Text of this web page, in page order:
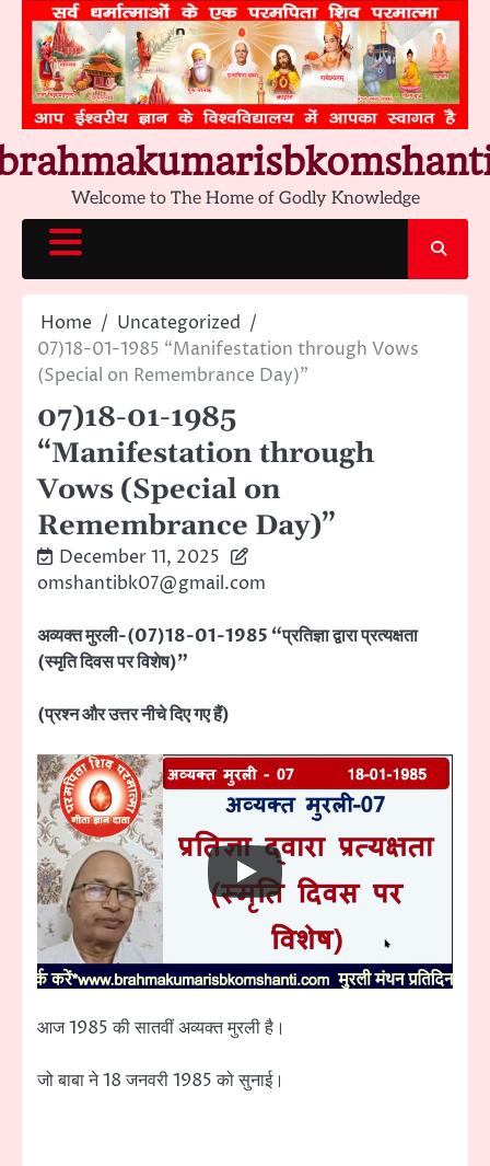
content
Welcome to The Home of Godly Knowledge
Home
Uncategorized
07)18-01-1985 “Manifestation through Vows
(Special on Remembrance Day)”
07)18-01-1985
“Manifestation through
Vows (Special on
Remembrance Day)”
December 11, 2025
omshantibk07@gmail.com
अव्यक्त मुरली-(07)18-01-1985 “प्रतिज्ञा द्वारा प्रत्यक्षता
(स्मृति दिवस पर विशेष)”
(प्रश्न और उत्तर नीचे दिए गए हैं)
आज 1985 की सातवीं अव्यक्त मुरली है।
जो बाबा ने 18 जनवरी 1985 को सुनाई।